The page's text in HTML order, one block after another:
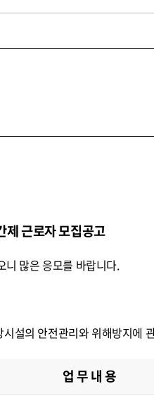
제 근로자 모집공고
니 많은 응모를 바랍니다.
설의 안전관리와 위해방지에
업 무 내 용